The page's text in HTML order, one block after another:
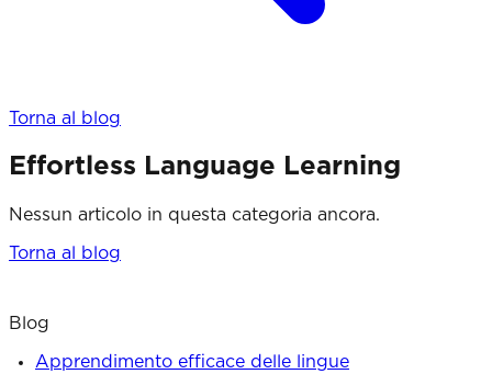
Torna al blog
Effortless Language Learning
Nessun articolo in questa categoria ancora.
Torna al blog
Blog
Apprendimento efficace delle lingue